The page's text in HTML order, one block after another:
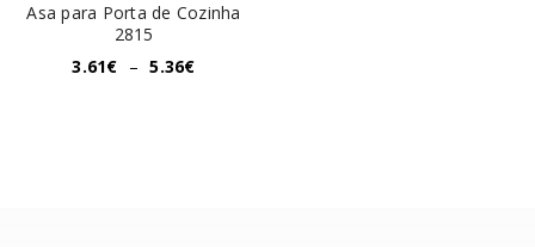
Asa para Porta de Cozinha
2815
3.61€ – 5.36€